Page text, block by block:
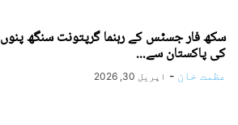
سکھ فار جسٹس کے رہنما گرپتونت سنگھ پنوں
کی پاکستان سے...
عظمت خان - اپریل 30, 2026